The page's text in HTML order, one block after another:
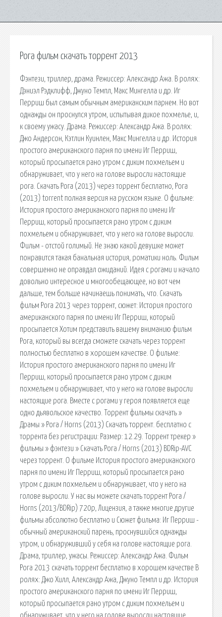
Рога фильм скачать торрент 2013
Фэнтези, триллер, драма. Режиссер: Александр Ажа. В ролях:
Дэниэл Рэдклифф, Джуно Темпл, Макс Мингелла и др. Иг
Перриш был самым обычным американским парнем. Но вот
однажды он проснулся утром, испытывая дикое похмелье, и,
к своему ужасу. Драма. Режиссер: Александр Ажа. В ролях:
Джо Андерсон, Кэтлин Куинлен, Макс Мингелла и др. История
простого американского парня по имени Иг Перриш,
который просыпается рано утром с диким похмельем и
обнаруживает, что у него на голове выросли настоящие
рога. Скачать Рога (2013) через торрент бесплатно, Рога
(2013) torrent полная версия на русском языке. О фильме:
История простого американского парня по имени Иг
Перриш, который просыпается рано утром с диким
похмельем и обнаруживает, что у него на голове выросли.
Фильм - отстой голимый. Не знаю какой девушке может
понравится такая банальная история, роматики ноль. Фильм
совершенно не оправдал ожиданий. Идея с рогами и начало
довольно интересное и многообещающее, но вот чем
дальше, тем больше начинаешь понимать, что. Скачать
фильм Рога 2013 через торрент, сюжет: История простого
американского парня по имени Иг Перриш, который
просыпается Хотим представить вашему вниманию фильм
Рога, который вы всегда сможете скачать через торрент
полностью бесплатно в хорошем качестве. О фильме:
История простого американского парня по имени Иг
Перриш, который просыпается рано утром с диким
похмельем и обнаруживает, что у него на голове выросли
настоящие рога. Вместе с рогами у героя появляется еще
одно дьявольское качество. Торрент фильмы скачать »
Драмы » Рога / Horns (2013) Скачать торрент. бесплатно с
торрента без регистрации: Размер: 12.29. Торрент трекер »
фильмы » фэнтези » Скачать Рога / Horns (2013) BDRip-AVC
через торрент. О фильме История простого американского
парня по имени Иг Перриш, который просыпается рано
утром с диким похмельем и обнаруживает, что у него на
голове выросли. У нас вы можете скачать торрент Рога /
Horns (2013/BDRip) 720p, Лицензия, а также многие другие
фильмы абсолютно бесплатно и Сюжет фильма: Иг Перриш -
обычный американский парень, проснувшийся однажды
утром, и обнаруживший у себя на голове настоящие рога.
Драма, триллер, ужасы. Режиссер: Александр Ажа. Фильм
Рога 2013 скачать торрент бесплатно в хорошем качестве В
ролях: Джо Хилл, Александр Ажа, Джуно Темпл и др. История
простого американского парня по имени Иг Перриш,
который просыпается рано утром с диким похмельем и
обнаруживает, что у него на голове выросли настоящие